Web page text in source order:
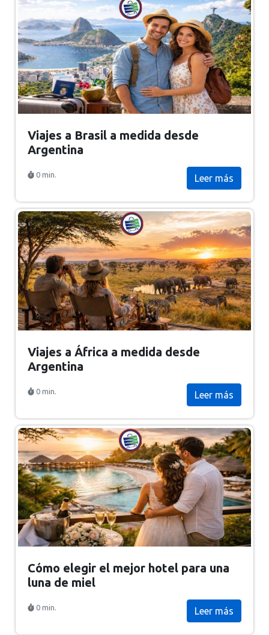
Viajes a Brasil a medida desde
Argentina
0 min. Leer más
Viajes a África a medida desde
Argentina
0 min. Leer más
Cómo elegir el mejor hotel para una
luna de miel
0 min. Leer más